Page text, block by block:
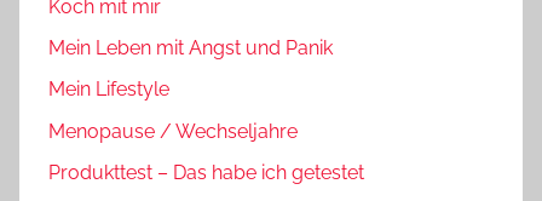
Koch mit mir
Mein Leben mit Angst und Panik
Mein Lifestyle
Menopause / Wechseljahre
Produkttest – Das habe ich getestet